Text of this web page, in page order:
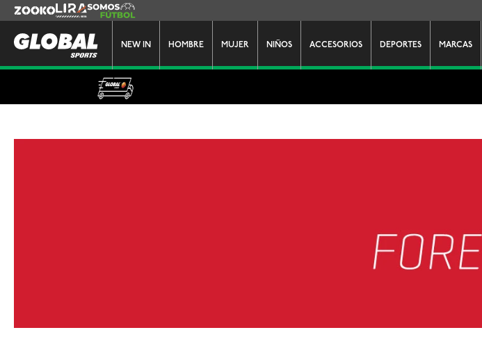
NEW IN HOMBRE MUJER NIÑOS ACCESORIOS DEPORTES MARCAS
Zooko Lira Somos Futbol